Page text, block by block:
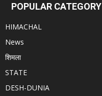
POPULAR CATEGORY
HIMACHAL
News
शिमला
STATE
DESH-DUNIA